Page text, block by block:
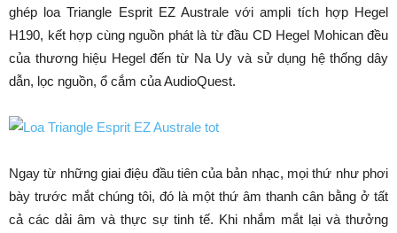
ghép loa Triangle Esprit EZ Australe với ampli tích hợp Hegel
H190, kết hợp cùng nguồn phát là từ đầu CD Hegel Mohican đều
của thương hiệu Hegel đến từ Na Uy và sử dụng hệ thống dây
dẫn, lọc nguồn, ổ cắm của AudioQuest.
Ngay từ những giai điệu đầu tiên của bản nhạc, mọi thứ như phơi
bày trước mắt chúng tôi, đó là một thứ âm thanh cân bằng ở tất
cả các dải âm và thực sự tinh tế. Khi nhắm mắt lại và thưởng